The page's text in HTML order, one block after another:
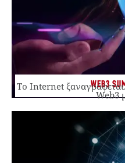
WEB3
Το Internet
Web3